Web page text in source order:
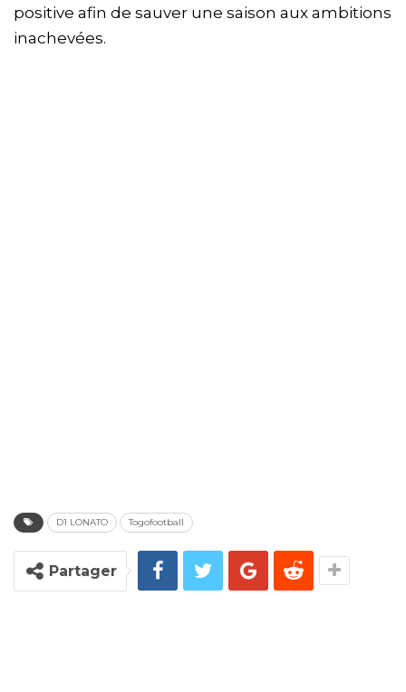
positive afin de sauver une saison aux ambitions
inachevées.
D1 LONATO Togofootball
Partager